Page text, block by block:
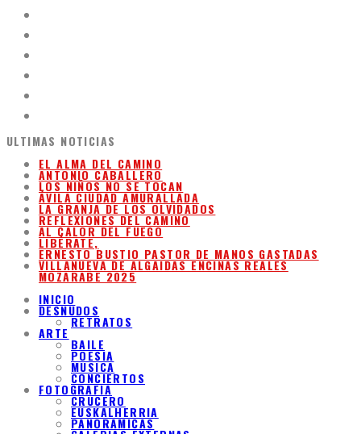
ULTIMAS NOTICIAS
EL ALMA DEL CAMINO
ANTONIO CABALLERO
LOS NIÑOS NO SE TOCAN
ÁVILA CIUDAD AMURALLADA
LA GRANJA DE LOS OLVIDADOS
REFLEXIONES DEL CAMINO
AL CALOR DEL FUEGO
LIBÉRATE,
ERNESTO BUSTIO PASTOR DE MANOS GASTADAS
VILLANUEVA DE ALGAIDAS ENCINAS REALES
MOZARABE 2025
INICIO
DESNUDOS
RETRATOS
ARTE
BAILE
POESIA
MUSICA
CONCIERTOS
FOTOGRAFIA
CRUCERO
EUSKALHERRIA
PANORAMICAS